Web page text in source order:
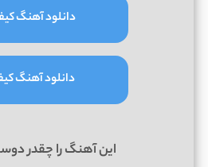
دانلود آهنگ
دانلود آهنگ
این آهنگ را چقدر